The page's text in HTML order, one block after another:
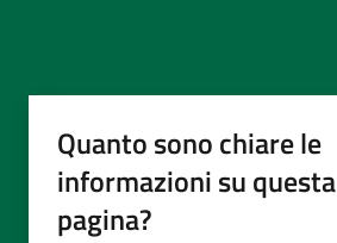
Quanto sono chiare le
informazioni su questa
pagina?